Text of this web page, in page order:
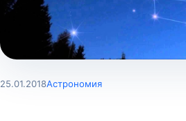
25.01.2018Астрономия